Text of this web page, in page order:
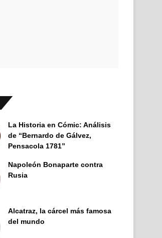
La Historia en Cómic: Análisis
de “Bernardo de Gálvez,
Pensacola 1781”
Napoleón Bonaparte contra
Rusia
Alcatraz, la cárcel más famosa
del mundo